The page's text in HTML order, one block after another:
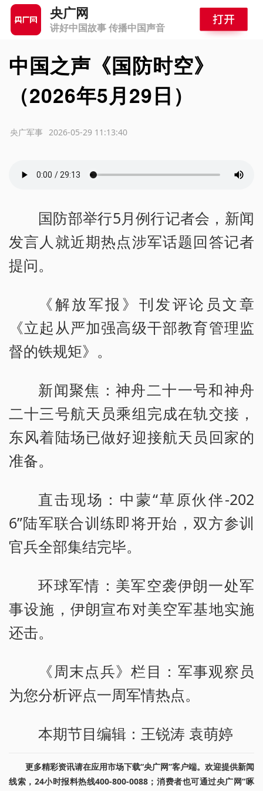
央广网
讲好中国故事 传播中国声音
中国之声《国防时空》
（2026年5月29日）
2026-05-29 11:13:40
央广军事
国防部举行5月例行记者会，新闻
发言人就近期热点涉军话题回答记者
提问。
《解放军报》刊发评论员文章
《立起从严加强高级干部教育管理监
督的铁规矩》。
新闻聚焦：神舟二十一号和神舟
二十三号航天员乘组完成在轨交接，
东风着陆场已做好迎接航天员回家的
准备。
直击现场：中蒙“草原伙伴-202
6”陆军联合训练即将开始，双方参训
官兵全部集结完毕。
环球军情：美军空袭伊朗一处军
事设施，伊朗宣布对美空军基地实施
还击。
《周末点兵》栏目：军事观察员
为您分析评点一周军情热点。
本期节目编辑：王锐涛 袁萌婷
更多精彩资讯请在应用市场下载“央广网”客户端。欢迎提供新闻
线索，24小时报料热线400-800-0088；消费者也可通过央广网“啄